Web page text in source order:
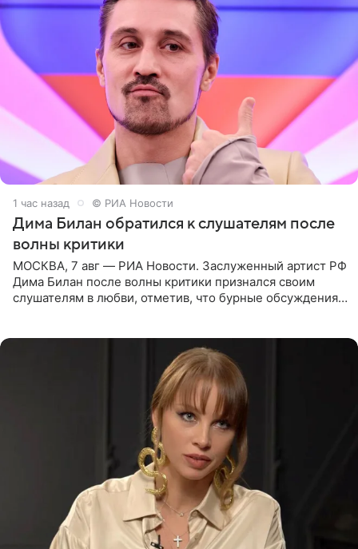
1 час назад © РИА Новости
Дима Билан обратился к слушателям после
волны критики
МОСКВА, 7 авг — РИА Новости. Заслуженный артист РФ
Дима Билан после волны критики признался своим
слушателям в любви, отметив, что бурные обсуждения